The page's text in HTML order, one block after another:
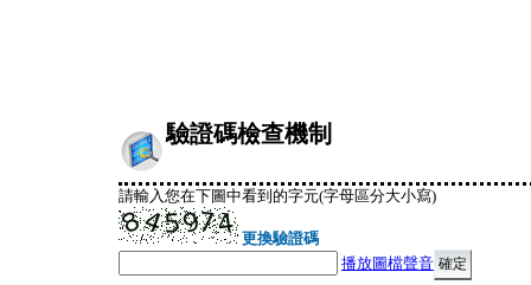
驗證碼檢查機制
請輸入您在下圖中看到的字元(字母區分大小寫)
更換驗證碼
播放圖檔聲音